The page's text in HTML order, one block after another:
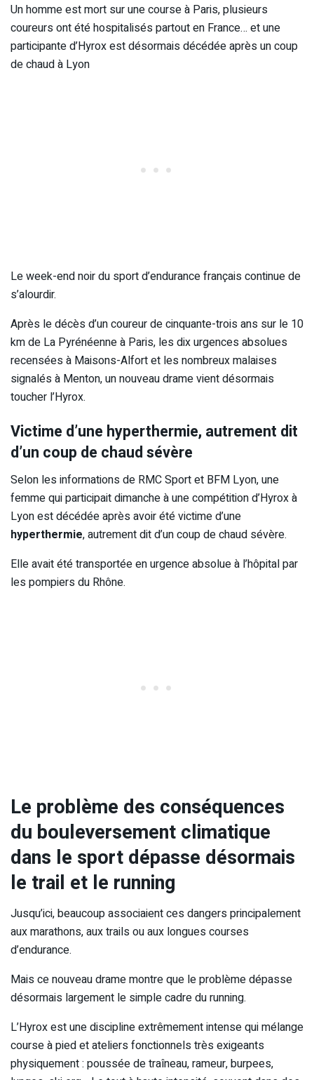
Un homme est mort sur une course à Paris, plusieurs
coureurs ont été hospitalisés partout en France… et une
participante d’Hyrox est désormais décédée après un coup
de chaud à Lyon
Le week-end noir du sport d’endurance français continue de
s’alourdir.
Après le décès d’un coureur de cinquante-trois ans sur le 10
km de La Pyrénéenne à Paris, les dix urgences absolues
recensées à Maisons-Alfort et les nombreux malaises
signalés à Menton, un nouveau drame vient désormais
toucher l’Hyrox.
Victime d’une hyperthermie, autrement dit
d’un coup de chaud sévère
Selon les informations de RMC Sport et BFM Lyon, une
femme qui participait dimanche à une compétition d’Hyrox à
Lyon est décédée après avoir été victime d’une
hyperthermie, autrement dit d’un coup de chaud sévère.
Elle avait été transportée en urgence absolue à l’hôpital par
les pompiers du Rhône.
Le problème des conséquences
du bouleversement climatique
dans le sport dépasse désormais
le trail et le running
Jusqu’ici, beaucoup associaient ces dangers principalement
aux marathons, aux trails ou aux longues courses
d’endurance.
Mais ce nouveau drame montre que le problème dépasse
désormais largement le simple cadre du running.
L’Hyrox est une discipline extrêmement intense qui mélange
course à pied et ateliers fonctionnels très exigeants
physiquement : poussée de traîneau, rameur, burpees,